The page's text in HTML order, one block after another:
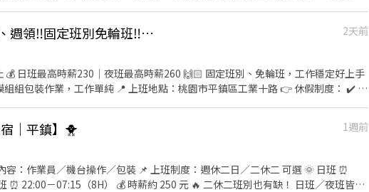
23:30 (上班時數為2~6小時依實際情況而定) 🔹夜班 ：23:30–03:30 (上班時數
12:00 🔹假日晚班：17:30-23:30 (上班時數為2~6小時，一個月至少6天，依實際
班另有獎金+20=時薪$229 夜班另有獎金+40=時薪$249
大同、蘆竹、桃園、中壢、龜山、新屋、平鎮 ━━━━━━━━━━━━ 📩
歷（1分鐘完成，快速安排送審）： 👉https://reurl.cc/Wbek79 🔒 【隱私防線】
址）錄取前皆可先不填！ ➋加入留言： 👉https://lin.ee/OBnhVN5 私訊留下 ⌜姓
👍 🔥平鎮高時薪220/260🔥可日領、週領‼️固定班別免輪班‼️週休二日💯錄取率高✨
2天前
日班最高時薪230｜夜班最高時薪260 🙌🏻 固定班別、免輪班，工作穩定好上手
：桃園市平鎮區工業十路 👉 休假制度： ✔️ 週
💬 私訊婷婷小姐，立即安排上工🥳
｜平鎮】🐥
1週前